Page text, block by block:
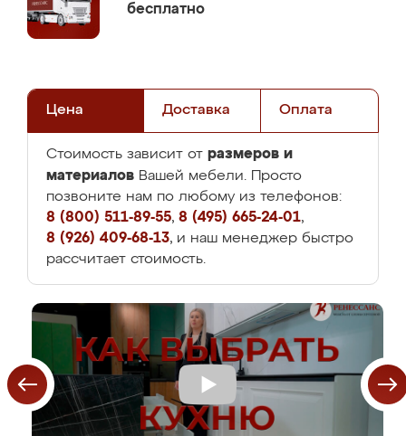
бесплатно
Цена Доставка Оплата
Стоимость зависит от размеров и
материалов Вашей мебели. Просто
позвоните нам по любому из телефонов:
8 (800) 511-89-55, 8 (495) 665-24-01,
8 (926) 409-68-13, и наш менеджер быстро
рассчитает стоимость.